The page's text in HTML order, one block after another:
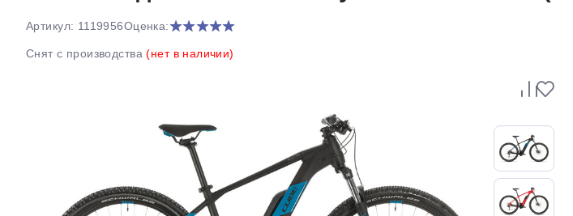
Артикул: 1119956Оценка:
Снят с производства(нет в наличии)
Разбейте
оплату
на части
без